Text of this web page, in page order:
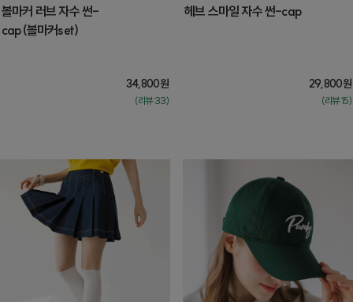
볼마커 러브 자수 썬-
cap(볼마커set)
34,800원
(리뷰:33)
헤브 스마일 자수 썬-cap
29,800원
(리뷰:15)